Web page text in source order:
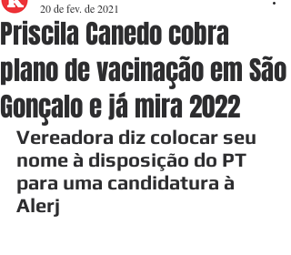
Priscila Canedo cobra
plano de vacinação em São
Gonçalo e já mira 2022
20 de fev. de 2021
Vereadora diz colocar seu
nome à disposição do PT
para uma candidatura à
Alerj